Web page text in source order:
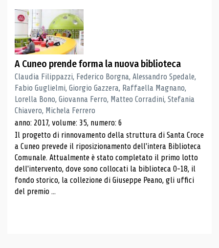
A Cuneo prende forma la nuova biblioteca
Claudia Filippazzi, Federico Borgna, Alessandro Spedale,
Fabio Guglielmi, Giorgio Gazzera, Raffaella Magnano,
Lorella Bono, Giovanna Ferro, Matteo Corradini, Stefania
Chiavero, Michela Ferrero
anno: 2017, volume: 35, numero: 6
Il progetto di rinnovamento della struttura di Santa Croce
a Cuneo prevede il riposizionamento dell'intera Biblioteca
Comunale. Attualmente è stato completato il primo lotto
dell'intervento, dove sono collocati la biblioteca 0-18, il
fondo storico, la collezione di Giuseppe Peano, gli uffici
del premio ...